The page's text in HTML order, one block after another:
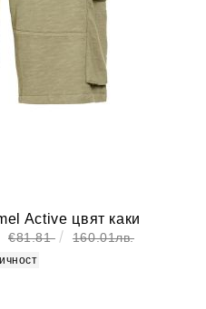
Active цвят каки
€81.81 160.01лв.